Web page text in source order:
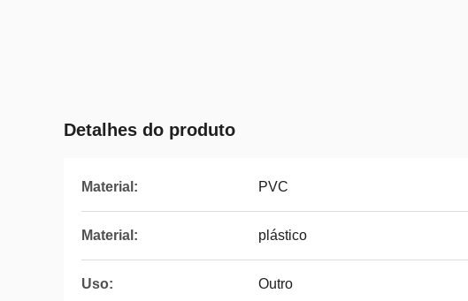
Detalhes do produto
Material: PVC
Material: plástico
Uso: Outro